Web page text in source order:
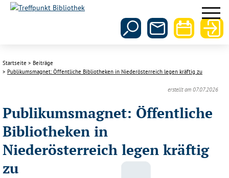
Startseite
Beiträge
Publikumsmagnet: Öffentliche Bibliotheken in Niederösterreich legen kräftig zu
erstellt am 07.07.2026
Publikumsmagnet: Öffentliche
Bibliotheken in
Niederösterreich legen kräftig
zu